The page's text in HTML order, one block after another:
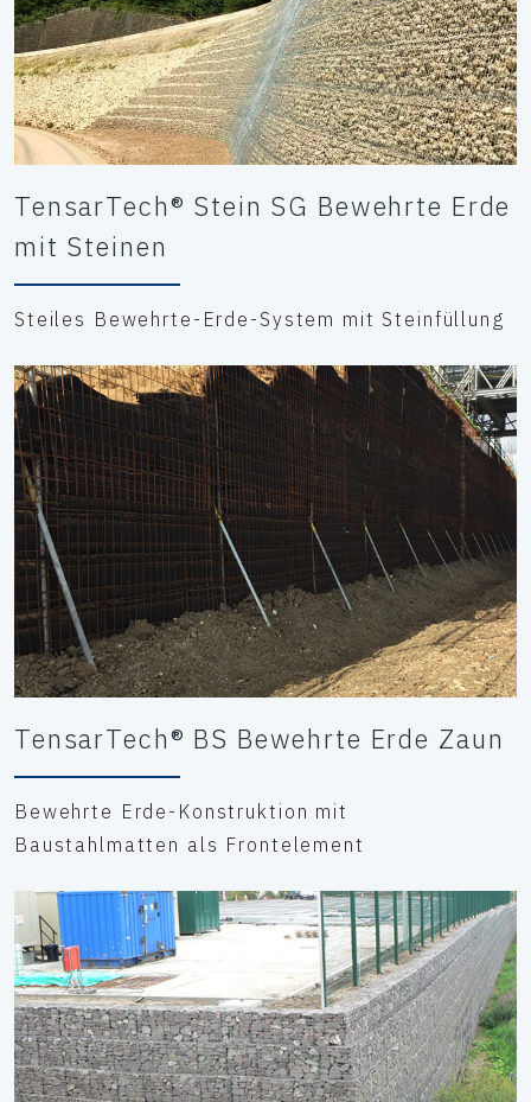
TensarTech® Stein SG Bewehrte Erde
mit Steinen
Steiles Bewehrte-Erde-System mit Steinfüllung
TensarTech® BS Bewehrte Erde Zaun
Bewehrte Erde-Konstruktion mit
Baustahlmatten als Frontelement